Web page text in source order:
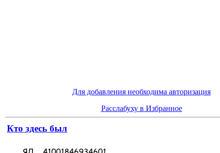
Для добавления необходима авторизация
Расслабуху в Избранное
Кто здесь был